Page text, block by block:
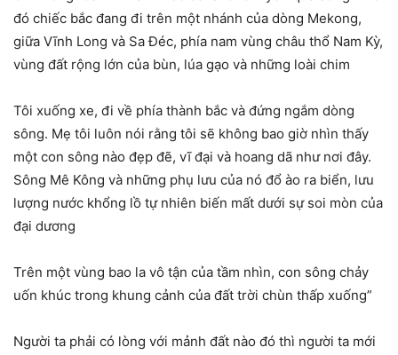
đó chiếc bắc đang đi trên một nhánh của dòng Mekong,
giữa Vĩnh Long và Sa Đéc, phía nam vùng châu thổ Nam Kỳ,
vùng đất rộng lớn của bùn, lúa gạo và những loài chim
Tôi xuống xe, đi về phía thành bắc và đứng ngắm dòng
sông. Mẹ tôi luôn nói rằng tôi sẽ không bao giờ nhìn thấy
một con sông nào đẹp đẽ, vĩ đại và hoang dã như nơi đây.
Sông Mê Kông và những phụ lưu của nó đổ ào ra biển, lưu
lượng nước khổng lồ tự nhiên biến mất dưới sự soi mòn của
đại dương
Trên một vùng bao la vô tận của tầm nhìn, con sông chảy
uốn khúc trong khung cảnh của đất trời chùn thấp xuống”
Người ta phải có lòng với mảnh đất nào đó thì người ta mới